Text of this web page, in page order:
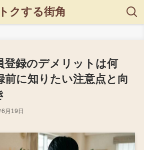
トクする街角
登録のデメリットは何
前に知りたい注意点と向
月19日